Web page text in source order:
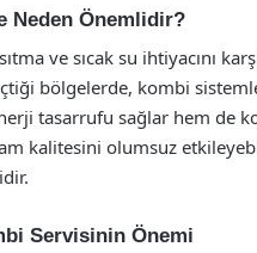
Neden Önemlidir?
ve sıcak su ihtiyacını
bölgelerde, kombi
tasarrufu sağlar hem de
kalitesini olumsuz
Servisinin Önemi